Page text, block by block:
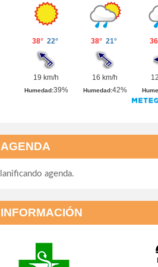
AGENDA
agenda.
INFORMACIÓN